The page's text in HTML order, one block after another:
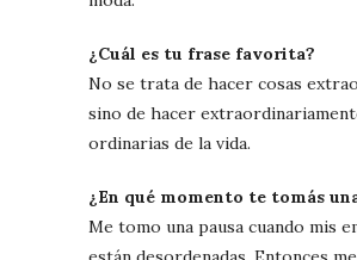
¿Cuál es tu frase favorita?
No se trata de hacer cosas
sino de hacer
ordinarias de la vida.
¿En qué momento te tomás
Me tomo una pausa cuando mis